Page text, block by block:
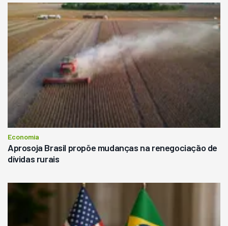
Economia
Aprosoja Brasil propõe mudanças na renegociação de
dívidas rurais